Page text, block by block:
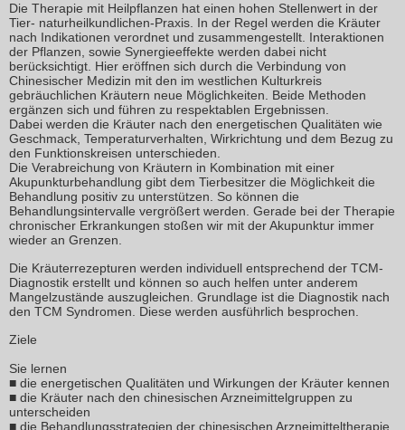
Die Therapie mit Heilpflanzen hat einen hohen Stellenwert in der
Tier- naturheilkundlichen-Praxis. In der Regel werden die Kräuter
nach Indikationen verordnet und zusammengestellt. Interaktionen
der Pflanzen, sowie Synergieeffekte werden dabei nicht
berücksichtigt. Hier eröffnen sich durch die Verbindung von
Chinesischer Medizin mit den im westlichen Kulturkreis
gebräuchlichen Kräutern neue Möglichkeiten. Beide Methoden
ergänzen sich und führen zu respektablen Ergebnissen.
Dabei werden die Kräuter nach den energetischen Qualitäten wie
Geschmack, Temperaturverhalten, Wirkrichtung und dem Bezug zu
den Funktionskreisen unterschieden.
Die Verabreichung von Kräutern in Kombination mit einer
Akupunkturbehandlung gibt dem Tierbesitzer die Möglichkeit die
Behandlung positiv zu unterstützen. So können die
Behandlungsintervalle vergrößert werden. Gerade bei der Therapie
chronischer Erkrankungen stoßen wir mit der Akupunktur immer
wieder an Grenzen.
Die Kräuterrezepturen werden individuell entsprechend der TCM-
Diagnostik erstellt und können so auch helfen unter anderem
Mangelzustände auszugleichen. Grundlage ist die Diagnostik nach
den TCM Syndromen. Diese werden ausführlich besprochen.
Ziele
Sie lernen
■ die energetischen Qualitäten und Wirkungen der Kräuter kennen
■ die Kräuter nach den chinesischen Arzneimittelgruppen zu
unterscheiden
■ die Behandlungsstrategien der chinesischen Arzneimitteltherapie